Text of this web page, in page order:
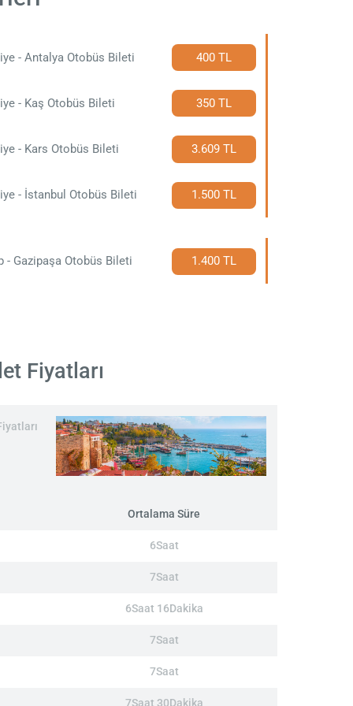
- Antalya Otobüs Bileti 400 TL
- Kaş Otobüs Bileti 350 TL
- Kars Otobüs Bileti 3.609 TL
- İstanbul Otobüs Bileti 1.500 TL
- Gazipaşa Otobüs Bileti 1.400 TL
Fiyatları
Ortalama Süre
6Saat
7Saat
6Saat 16Dakika
7Saat
7Saat